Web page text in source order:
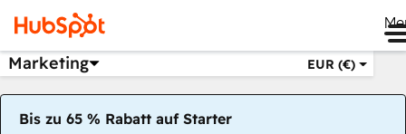
Marketing EUR (€)
Bis zu 65 % Rabatt auf Starter